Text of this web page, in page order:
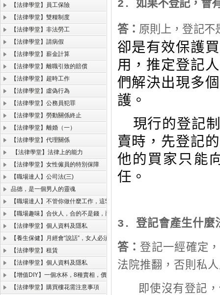
【法律學堂】員工保險
【法律學堂】雙糧制度
【法律學堂】非法勞工
【法律學堂】請病假
【法律學堂】薪金計算
【法律學堂】離職引致的賠償
【法律學堂】超時工作
【法律學堂】虛偽行為
【法律學堂】公務員犯罪
【法律學堂】勞動關係終止
【法律學堂】離婚（一）
【法律學堂】代理關係
【法律學堂】法律上的能力
【法律學堂】女性僱員的特別保障
【職場達人】公司法(三)
品德，是一個男人的靈魂
【職場達人】不管你做什麼工作，這5項能力必須掌握！
【職場趣味】合伙人，合的不是錢，而是人品、格局和規則！
【法律學堂】個人資料及隱私
【養生保健】月經會“說話”，女人必須聽的懂。
【法律學堂】租賃
【法律學堂】個人資料及隱私
【增值DIY】一個水杯，8種賣相，價格翻了一千倍！
【法律學堂】購買樓花需注意事項
2.
答： 原則上，登記不
卻是有效保護
用，推定登記
們解決出現多
護。
現行的登記
賣時，先登記
他的買家只能
任。
3.
登記會產生什麼
答：登記一經確定
法院推翻，否則私
即使沒有登記